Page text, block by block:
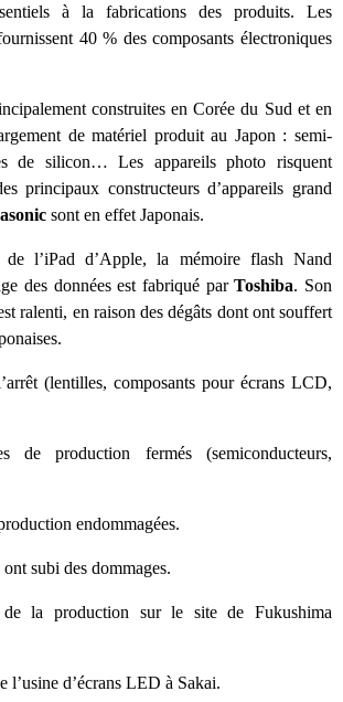
à la fabrications des produits. Les
40 % des composants électroniques
construites en Corée du Sud et en
de matériel produit au Japon : semi-
de silicon… Les appareils photo risquent
principaux constructeurs d’appareils grand
sont en effet Japonais.
de l’iPad d’Apple, la mémoire flash Nand
des données est fabriqué parToshiba. Son
ralenti, en raison des dégâts dont ont souffert
(lentilles, composants pour écrans LCD,
de production fermés (semiconducteurs,
endommagées.
ont subi des dommages.
de la production sur le site de Fukushima
l’usine d’écrans LED à Sakai.